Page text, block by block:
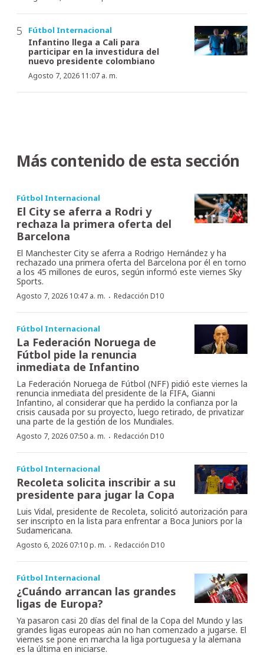
Fútbol Internacional
Infantino llega a Cali para
participar en la investidura del
nuevo presidente colombiano
Agosto 7, 2026 11:07 a. m.
Más contenido de esta sección
Fútbol Internacional
El City se aferra a Rodri y
rechaza la primera oferta del
Barcelona
El Manchester City se aferra a Rodrigo Hernández y ha
rechazado una primera oferta del Barcelona por él en torno
a los 45 millones de euros, según informó este viernes Sky
Sports.
Agosto 7, 2026 10:47 a. m. · Redacción D10
Fútbol Internacional
La Federación Noruega de
Fútbol pide la renuncia
inmediata de Infantino
La Federación Noruega de Fútbol (NFF) pidió este viernes la
renuncia inmediata del presidente de la FIFA, Gianni
Infantino, al considerar que ha perdido la confianza por la
crisis causada por su proyecto, luego retirado, de privatizar
una parte de la gestión de los Mundiales.
Agosto 7, 2026 07:50 a. m. · Redacción D10
Fútbol Internacional
Recoleta solicita inscribir a su
presidente para jugar la Copa
Luis Vidal, presidente de Recoleta, solicitó autorización para
ser inscripto en la lista para enfrentar a Boca Juniors por la
Sudamericana.
Agosto 6, 2026 07:10 p. m. · Redacción D10
Fútbol Internacional
¿Cuándo arrancan las grandes
ligas de Europa?
Ya pasaron casi 20 días del final de la Copa del Mundo y las
grandes ligas europeas aún no han comenzado a jugarse. El
viernes se pone en marcha la liga portuguesa y la alemana
es la última en iniciarse.